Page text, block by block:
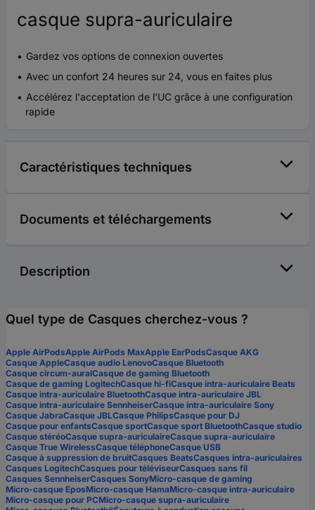
casque supra-auriculaire
Gardez vos options de connexion ouvertes
Avec un confort 24 heures sur 24, vous en faites plus
Accélérez l'acceptation de l'UC grâce à une configuration
rapide
Caractéristiques techniques
Documents et téléchargements
Description
Quel type de Casques cherchez-vous ?
Apple AirPodsApple AirPods MaxApple EarPodsCasque AKG
Casque AppleCasque audio LenovoCasque Bluetooth
Casque circum-auralCasque de gaming Bluetooth
Casque de gaming LogitechCasque hi-fiCasque intra-auriculaire Beats
Casque intra-auriculaire BluetoothCasque intra-auriculaire JBL
Casque intra-auriculaire SennheiserCasque intra-auriculaire Sony
Casque JabraCasque JBLCasque PhilipsCasque pour DJ
Casque pour enfantsCasque sportCasque sport BluetoothCasque studio
Casque stéréoCasque supra-auriculaireCasque supra-auriculaire
Casque True WirelessCasque téléphoneCasque USB
Casque à suppression de bruitCasques BeatsCasques intra-auriculaires
Casques LogitechCasques pour téléviseurCasques sans fil
Casques SennheiserCasques SonyMicro-casque de gaming
Micro-casque EposMicro-casque HamaMicro-casque intra-auriculaire
Micro-casque pour PCMicro-casque supra-auriculaire